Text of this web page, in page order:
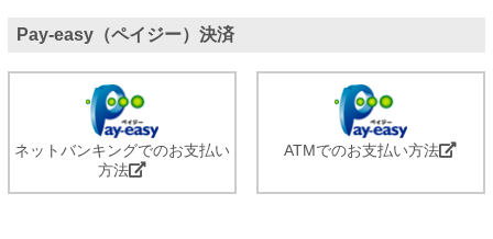
Pay-easy（ペイジー）決済
ネットバンキングでのお支払い
方法
ATMでのお支払い方法